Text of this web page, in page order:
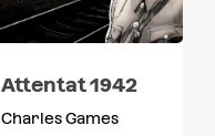
Attentat 1942
Charles Games